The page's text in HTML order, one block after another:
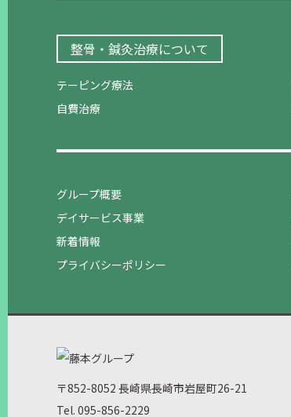
整骨・鍼灸治療について
テーピング療法
自費治療
グループ概要
デイサービス事業
新着情報
プライバシーポリシー
〒852-8052 長崎県長崎市岩屋町26-21
Tel. 095-856-2229